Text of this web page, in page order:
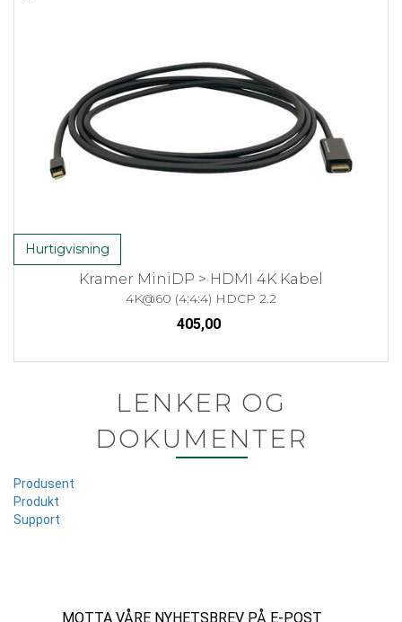
Hurtigvisning
Kramer MiniDP > HDMI 4K Kabel
4K@60 (4:4:4) HDCP 2.2
405,00
LENKER OG
DOKUMENTER
Produsent
Produkt
Support
MOTTA VÅRE NYHETSBREV PÅ E-POST